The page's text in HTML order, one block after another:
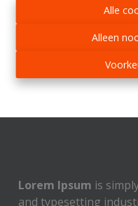
Alle
Alleen
Lorem Ipsum is
and typesetting
Lorem Ipsum is
and typesetting